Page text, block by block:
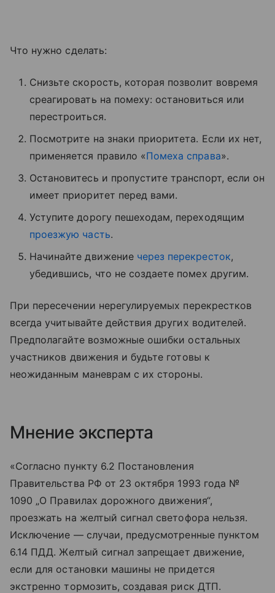
Что нужно сделать:
Снизьте скорость, которая позволит вовремя
среагировать на помеху: остановиться или
перестроиться.
Посмотрите на знаки приоритета. Если их нет,
применяется правило «Помеха справа».
Остановитесь и пропустите транспорт, если он
имеет приоритет перед вами.
Уступите дорогу пешеходам, переходящим
проезжую часть.
Начинайте движение через перекресток,
убедившись, что не создаете помех другим.
При пересечении нерегулируемых перекрестков
всегда учитывайте действия других водителей.
Предполагайте возможные ошибки остальных
участников движения и будьте готовы к
неожиданным маневрам с их стороны.
Мнение эксперта
«Согласно пункту 6.2 Постановления
Правительства РФ от 23 октября 1993 года №
1090 „О Правилах дорожного движения“,
проезжать на желтый сигнал светофора нельзя.
Исключение — случаи, предусмотренные пунктом
6.14 ПДД. Желтый сигнал запрещает движение,
если для остановки машины не придется
экстренно тормозить, создавая риск ДТП.